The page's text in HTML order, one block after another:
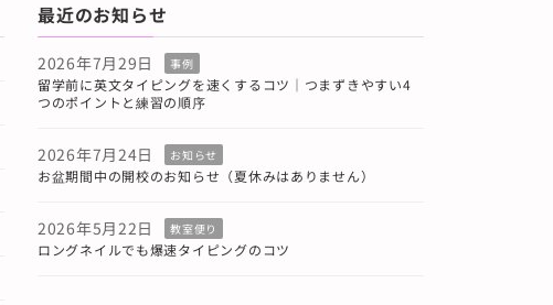
最近のお知らせ
2026年7月29日 事例
留学前に英文タイピングを速くするコツ｜つまずきやすい4
つのポイントと練習の順序
2026年7月24日 お知らせ
お盆期間中の開校のお知らせ（夏休みはありません）
2026年5月22日 教室便り
ロングネイルでも爆速タイピングのコツ